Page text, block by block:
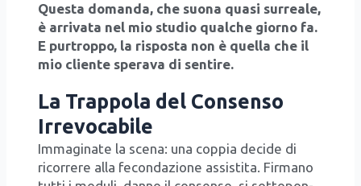
Que­sta doman­da, che suo­na qua­si sur­rea­le,
è arri­va­ta nel mio stu­dio qual­che gior­no fa.
E pur­trop­po, la rispo­sta non è quel­la che il
mio clien­te spe­ra­va di sen­ti­re.
La Trappola del Consenso
Irrevocabile
Imma­gi­na­te la sce­na: una cop­pia deci­de di
ricor­re­re alla fecon­da­zio­ne assi­sti­ta. Fir­ma­no